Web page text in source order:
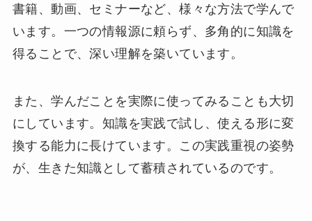
書籍、動画、セミナーなど、様々な方法で学んで
います。一つの情報源に頼らず、多角的に知識を
得ることで、深い理解を築いています。
また、学んだことを実際に使ってみることも大切
にしています。知識を実践で試し、使える形に変
換する能力に長けています。この実践重視の姿勢
が、生きた知識として蓄積されているのです。